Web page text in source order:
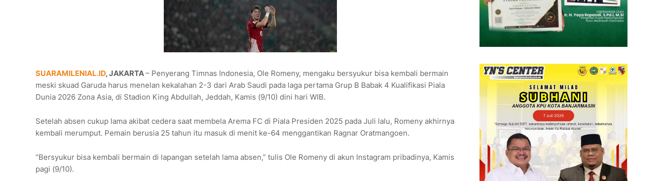
SUARAMILENIAL.ID, JAKARTA– Penyerang Timnas Indonesia, Ole Romeny, mengaku bersyukur bisa kembali bermain
meski skuad Garuda harus menelan kekalahan 2-3 dari Arab Saudi pada laga pertama Grup B Babak 4 Kualifikasi Piala
Dunia 2026 Zona Asia, di Stadion King Abdullah, Jeddah, Kamis (9/10) dini hari WIB.
Setelah absen cukup lama akibat cedera saat membela Arema FC di Piala Presiden 2025 pada Juli lalu, Romeny akhirnya
kembali merumput. Pemain berusia 25 tahun itu masuk di menit ke-64 menggantikan Ragnar Oratmangoen.
“Bersyukur bisa kembali bermain di lapangan setelah lama absen,” tulis Ole Romeny di akun Instagram pribadinya, Kamis
pagi (9/10).